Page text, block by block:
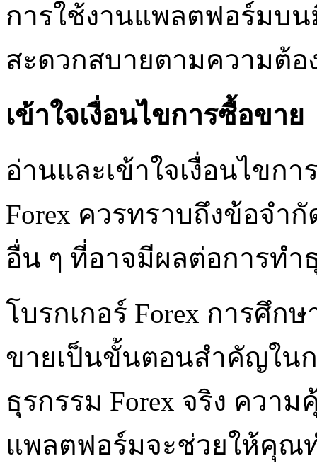
การใช้งานแพลตฟอร์มบ
สะดวกสบายตามความต้
เข้าใจเงื่อนไขการซื้อขาย
อ่านและเข้าใจเงื่อนไขก
Forex ควรทราบถึงข้อจำ
อื่น ๆ ที่อาจมีผลต่อการทำ
โบรกเกอร์ Forex การศึ
ขายเป็นขั้นตอนสำคัญใน
ธุรกรรม Forex จริง ควา
แพลตฟอร์มจะช่วยให้คุณ